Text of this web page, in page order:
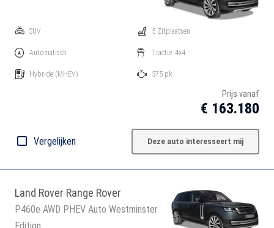
SUV
Automatisch
Hybride (MHEV)
5 Zitplaatsen
Tractie: 4x4
375 pk
Prijs vanaf
€ 163.180
Vergelijken Deze auto interesseert mij
Land Rover Range Rover
P460e AWD PHEV Auto Westminster